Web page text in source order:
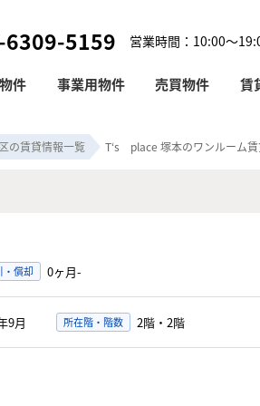
6309-5159 営業時間：10:00～
件 事業用物件 売買物件 賃
の賃貸情報一覧 T‘s place 塚本のワンルーム賃
・償却 0ヶ月-
9月 所在階・階数 2階・2階